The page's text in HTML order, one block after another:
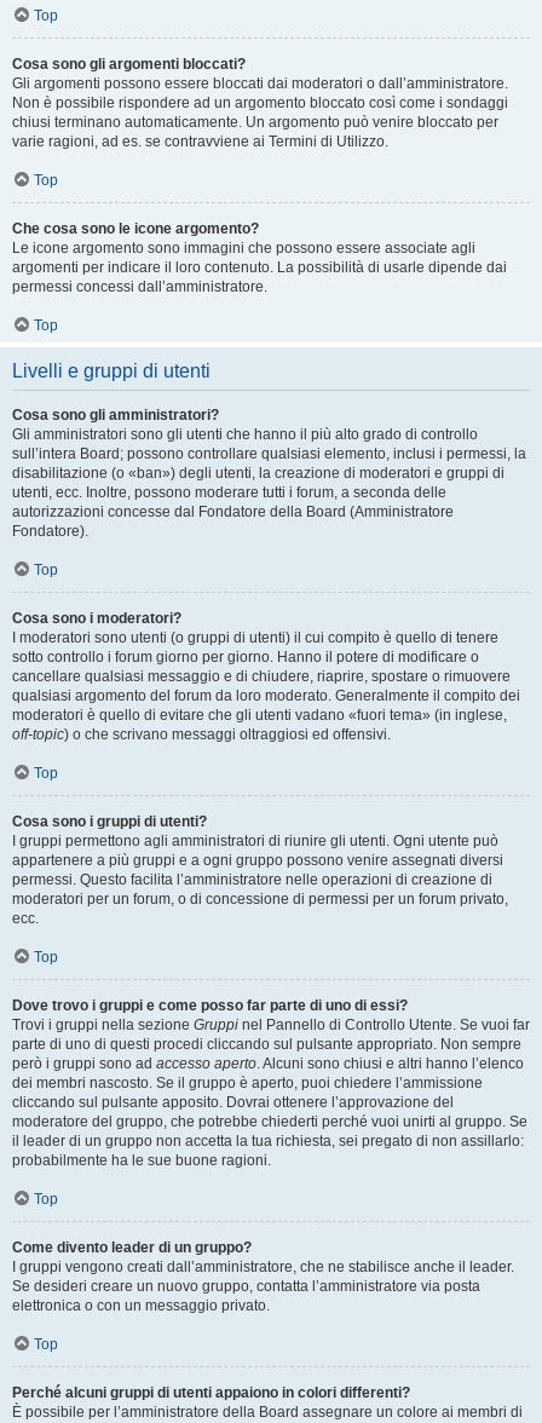
Top
Cosa sono gli argomenti bloccati?
Gli argomenti possono essere bloccati dai moderatori o dall’amministratore.
Non è possibile rispondere ad un argomento bloccato così come i sondaggi
chiusi terminano automaticamente. Un argomento può venire bloccato per
varie ragioni, ad es. se contravviene ai Termini di Utilizzo.
Top
Che cosa sono le icone argomento?
Le icone argomento sono immagini che possono essere associate agli
argomenti per indicare il loro contenuto. La possibilità di usarle dipende dai
permessi concessi dall’amministratore.
Top
Livelli e gruppi di utenti
Cosa sono gli amministratori?
Gli amministratori sono gli utenti che hanno il più alto grado di controllo
sull’intera Board; possono controllare qualsiasi elemento, inclusi i permessi, la
disabilitazione (o «ban») degli utenti, la creazione di moderatori e gruppi di
utenti, ecc. Inoltre, possono moderare tutti i forum, a seconda delle
autorizzazioni concesse dal Fondatore della Board (Amministratore
Fondatore).
Top
Cosa sono i moderatori?
I moderatori sono utenti (o gruppi di utenti) il cui compito è quello di tenere
sotto controllo i forum giorno per giorno. Hanno il potere di modificare o
cancellare qualsiasi messaggio e di chiudere, riaprire, spostare o rimuovere
qualsiasi argomento del forum da loro moderato. Generalmente il compito dei
moderatori è quello di evitare che gli utenti vadano «fuori tema» (in inglese,
off-topic) o che scrivano messaggi oltraggiosi ed offensivi.
Top
Cosa sono i gruppi di utenti?
I gruppi permettono agli amministratori di riunire gli utenti. Ogni utente può
appartenere a più gruppi e a ogni gruppo possono venire assegnati diversi
permessi. Questo facilita l’amministratore nelle operazioni di creazione di
moderatori per un forum, o di concessione di permessi per un forum privato,
ecc.
Top
Dove trovo i gruppi e come posso far parte di uno di essi?
Trovi i gruppi nella sezione Gruppi nel Pannello di Controllo Utente. Se vuoi far
parte di uno di questi procedi cliccando sul pulsante appropriato. Non sempre
però i gruppi sono ad accesso aperto. Alcuni sono chiusi e altri hanno l’elenco
dei membri nascosto. Se il gruppo è aperto, puoi chiedere l’ammissione
cliccando sul pulsante apposito. Dovrai ottenere l’approvazione del
moderatore del gruppo, che potrebbe chiederti perché vuoi unirti al gruppo. Se
il leader di un gruppo non accetta la tua richiesta, sei pregato di non assillarlo:
probabilmente ha le sue buone ragioni.
Top
Come divento leader di un gruppo?
I gruppi vengono creati dall’amministratore, che ne stabilisce anche il leader.
Se desideri creare un nuovo gruppo, contatta l’amministratore via posta
elettronica o con un messaggio privato.
Top
Perché alcuni gruppi di utenti appaiono in colori differenti?
È possibile per l’amministratore della Board assegnare un colore ai membri di